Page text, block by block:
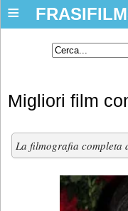
≡
Migliori film
La filmografia completa